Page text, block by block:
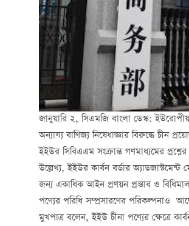
জানুয়ারি ২, সিএমজি বাংলা ডেস্ক:
অন্যায্য বাণিজ্য নিষেধাজ্ঞার বিরুদ্ধে চীন
ইইউর সিবিএএম সংক্রান্ত গণমাধ্যমের
উল্লেখ্য, ইইউর কার্বন বর্ডার
জন্য একাধিক আইন প্রণয়ন প্রস্তাব ও
পণ্যের পরিধি সম্প্রসারণের পরিকল্পনাও
মুখপাত্র বলেন, ইইউ চীনা পণ্যের ক্ষেত্রে